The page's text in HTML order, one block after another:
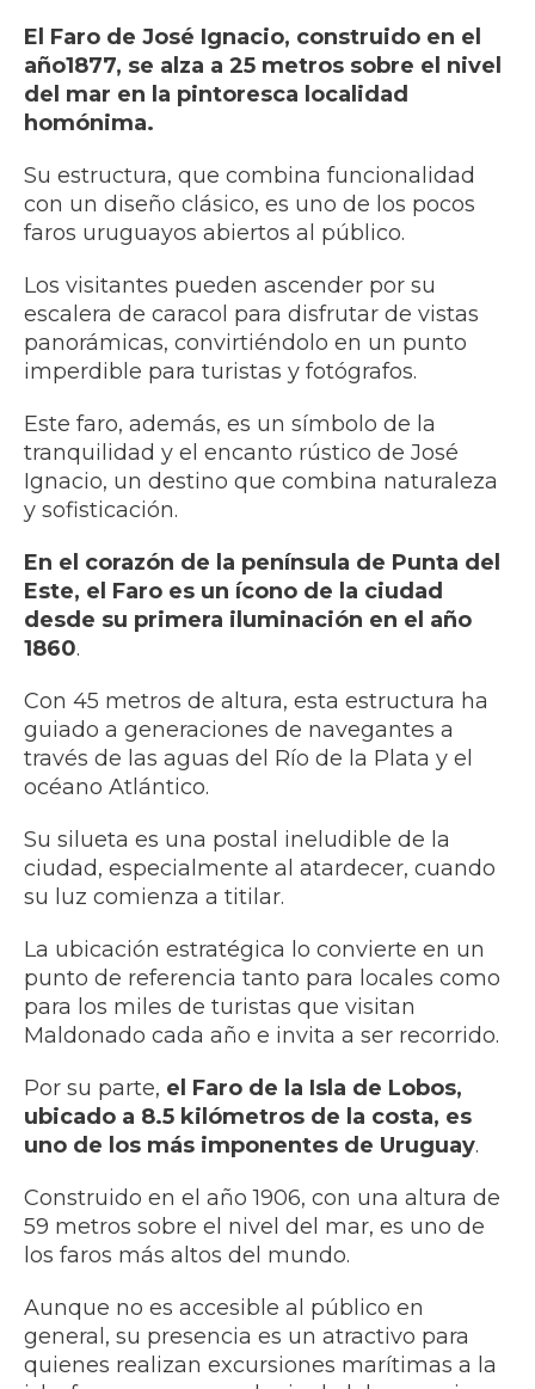
El Faro de José Ignacio, construido en el
año1877, se alza a 25 metros sobre el nivel
del mar en la pintoresca localidad
homónima.
Su estructura, que combina funcionalidad
con un diseño clásico, es uno de los pocos
faros uruguayos abiertos al público.
Los visitantes pueden ascender por su
escalera de caracol para disfrutar de vistas
panorámicas, convirtiéndolo en un punto
imperdible para turistas y fotógrafos.
Este faro, además, es un símbolo de la
tranquilidad y el encanto rústico de José
Ignacio, un destino que combina naturaleza
y sofisticación.
En el corazón de la península de Punta del
Este, el Faro es un ícono de la ciudad
desde su primera iluminación en el año
1860.
Con 45 metros de altura, esta estructura ha
guiado a generaciones de navegantes a
través de las aguas del Río de la Plata y el
océano Atlántico.
Su silueta es una postal ineludible de la
ciudad, especialmente al atardecer, cuando
su luz comienza a titilar.
La ubicación estratégica lo convierte en un
punto de referencia tanto para locales como
para los miles de turistas que visitan
Maldonado cada año e invita a ser recorrido.
Por su parte, el Faro de la Isla de Lobos,
ubicado a 8.5 kilómetros de la costa, es
uno de los más imponentes de Uruguay.
Construido en el año 1906, con una altura de
59 metros sobre el nivel del mar, es uno de
los faros más altos del mundo.
Aunque no es accesible al público en
general, su presencia es un atractivo para
quienes realizan excursiones marítimas a la